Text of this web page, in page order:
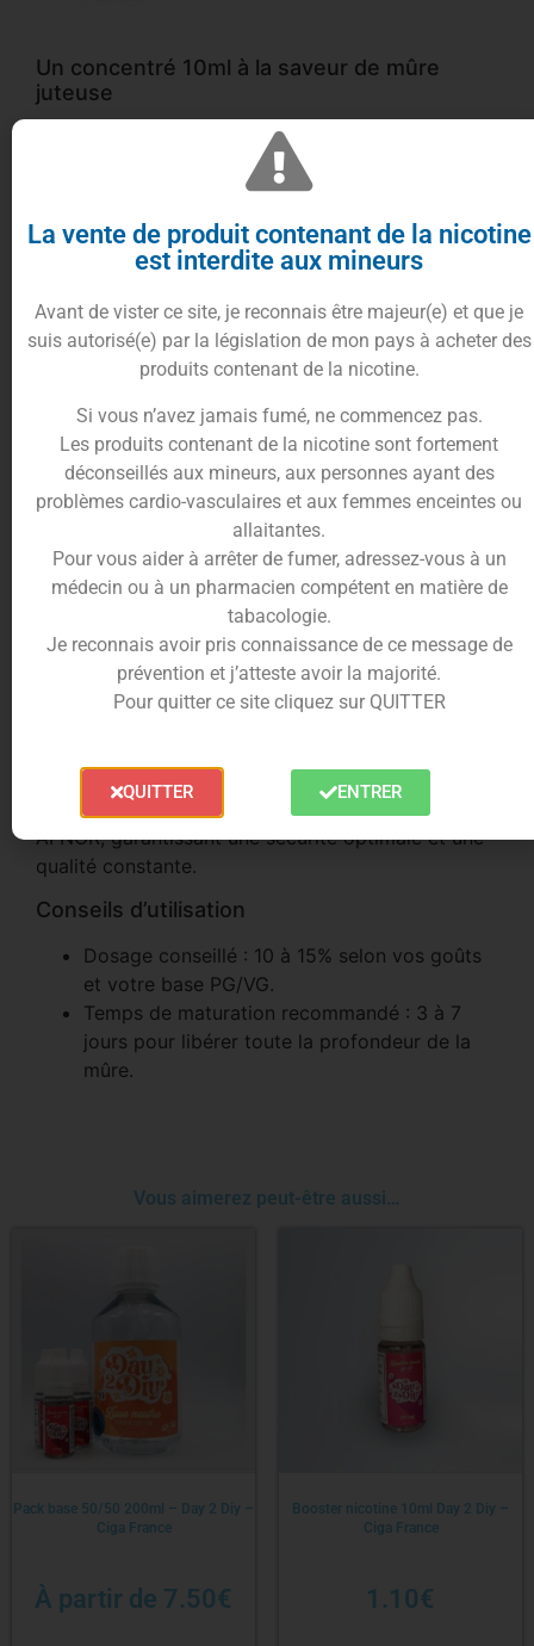
Un concentré 10ml à la saveur de mûre
juteuse
Le concentré Mûre à Point 10ml Cirkus signé VDLV
dévoile une recette fruitée et authentique et
fraiche. Son goût puissant de mûre fraîchement
cueillie apporte une intensité gourmande et
acidulée à vos e-liquides DIY.
Cet arôme concentré séduit par son équilibre entre
douceur sucrée et légère acidité. Il est idéal pour
arômes fruités ou gourmands afin de créer des
recettes uniques et parfaitement personnalisées.
Un concentré pratique et économique
Conditionné en flacon de 10ml, le concentré Mûre
à Point est pensé pour être mélangé à une base
PG/VG avec ou sans nicotine. Il permet de réaliser
ses propres e-liquides maison à moindre coût,
avec une personnalisation totale du dosage.
La qualité Cirkus par VDLV
(VDLV), ce concentré bénéficie d’une traçabilité
exemplaire et répond aux exigences de la norme
AFNOR, garantissant une sécurité optimale et une
qualité constante.
Conseils d’utilisation
Dosage conseillé : 10 à 15% selon vos goûts
et votre base PG/VG.
Temps de maturation recommandé : 3 à 7
jours pour libérer toute la profondeur de la
mûre.
Vous aimerez peut-être aussi…
Pack base 50/50 200ml – Day 2 Diy –
Ciga France
À partir de 7.50€
Booster nicotine 10ml Day 2 Diy –
Ciga France
1.10€
La vente de produit contenant de la nicotine
est interdite aux mineurs
Avant de vister ce site, je reconnais être majeur(e) et que je
suis autorisé(e) par la législation de mon pays à acheter des
produits contenant de la nicotine.
Si vous n’avez jamais fumé, ne commencez pas.
Les produits contenant de la nicotine sont fortement
déconseillés aux mineurs, aux personnes ayant des
problèmes cardio-vasculaires et aux femmes enceintes ou
allaitantes.
Pour vous aider à arrêter de fumer, adressez-vous à un
médecin ou à un pharmacien compétent en matière de
tabacologie.
Je reconnais avoir pris connaissance de ce message de
prévention et j’atteste avoir la majorité.
Pour quitter ce site cliquez sur QUITTER
QUITTER ENTRER